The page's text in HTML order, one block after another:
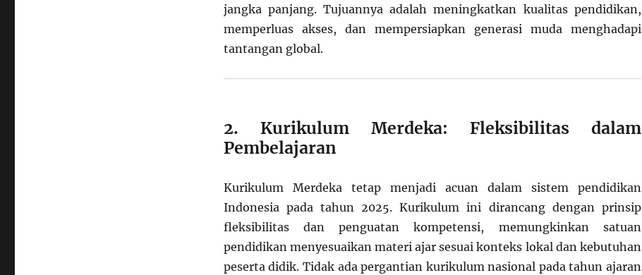
jangka panjang. Tujuannya adalah meningkatkan kualitas pendidikan,
memperluas akses, dan mempersiapkan generasi muda menghadapi
tantangan global.
2. Kurikulum Merdeka: Fleksibilitas dalam
Pembelajaran
Kurikulum Merdeka tetap menjadi acuan dalam sistem pendidikan
Indonesia pada tahun 2025. Kurikulum ini dirancang dengan prinsip
fleksibilitas dan penguatan kompetensi, memungkinkan satuan
pendidikan menyesuaikan materi ajar sesuai konteks lokal dan kebutuhan
peserta didik. Tidak ada pergantian kurikulum nasional pada tahun ajaran